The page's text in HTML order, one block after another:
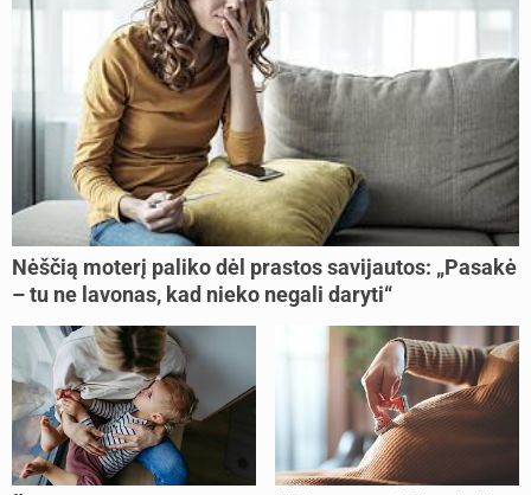
Nėščią moterį paliko dėl prastos savijautos: „Pasakė
– tu ne lavonas, kad nieko negali daryti“